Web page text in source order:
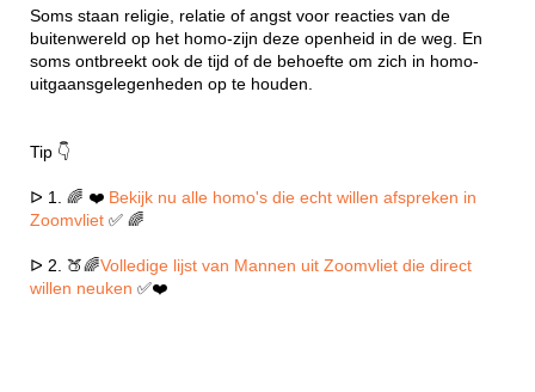
Soms staan religie, relatie of angst voor reacties van de
buitenwereld op het homo-zijn deze openheid in de weg. En
soms ontbreekt ook de tijd of de behoefte om zich in homo-
uitgaansgelegenheden op te houden.
Tip 👇
ᐅ 1. 🌈 ❤️ Bekijk nu alle homo's die echt willen afspreken in
Zoomvliet ✅ 🌈
ᐅ 2. 🍑🌈Volledige lijst van Mannen uit Zoomvliet die direct
willen neuken ✅❤️